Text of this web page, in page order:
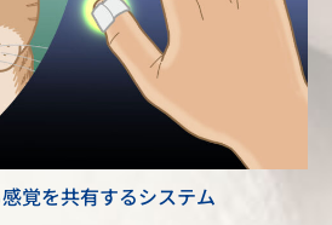
覚を共有するシステム